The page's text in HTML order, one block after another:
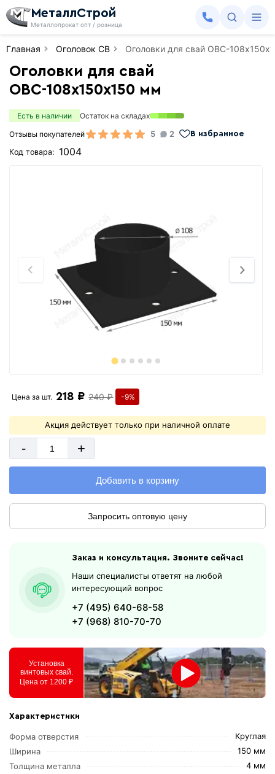
МеталлСтрой
Металлопрокат опт / розница
Главная Оголовок СВ Оголовки для свай ОВС-
Оголовки для свай
ОВС-108х150х150 мм
Есть в наличии
Остаток на складах
Отзывы покупателей
5 2 В избранное
Код товара: 1004
Характеристики
Форма отверстия
Круглая
Ширина
150 мм
Толщина металла
4 мм
Цена за шт. 218 ₽ 240 ₽ -9%
Акция действует только при наличной оплате
- +
Добавить в корзину
Запросить оптовую цену
Заказ и консультация. Звоните сейчас!
Наши специалисты ответят на любой
интересующий вопрос
+7 (495) 640-68-58
+7 (968) 810-70-70
Установка
винтовых свай.
Цена от 1200 ₽